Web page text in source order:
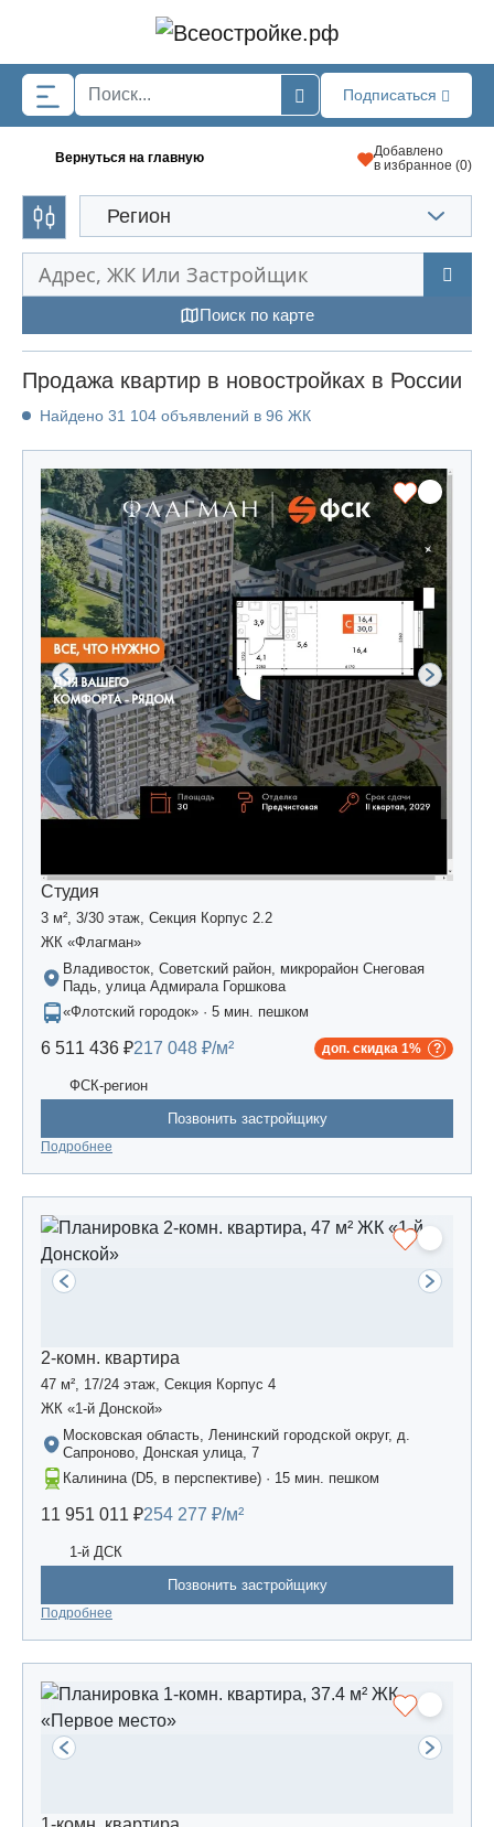
Подписаться
Вернуться на главную
Добавлено
в избранное (0)
Регион
Поиск по карте
Продажа квартир в новостройках в России
Найдено 31 104 объявлений в 96 ЖК
Студия
3 м², 3/30 этаж, Секция Корпус 2.2
ЖК «Флагман»
Владивосток, Советский район, микрорайон Снеговая
Падь, улица Адмирала Горшкова
«Флотский городок» · 5 мин. пешком
6 511 436 ₽217 048 ₽/м² доп. скидка 1%
ФСК-регион
Позвонить застройщику
Подробнее
2-комн. квартира
47 м², 17/24 этаж, Секция Корпус 4
ЖК «1-й Донской»
Московская область, Ленинский городской округ, д.
Сапроново, Донская улица, 7
Калинина (D5, в перспективе) · 15 мин. пешком
11 951 011 ₽254 277 ₽/м²
1-й ДСК
Позвонить застройщику
Подробнее